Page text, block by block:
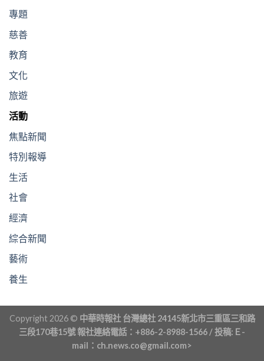
專題
慈善
教育
文化
旅遊
活動
焦點新聞
特別報導
生活
社會
經濟
綜合新聞
藝術
養生
Copyright 2026 © 中華時報社 台灣總社 24145新北市三重區三和路
三段170巷15號 報社連絡電話：+886-2-8988-1566 / 投稿:Ｅ-
mail：ch.news.co@gmail.com>